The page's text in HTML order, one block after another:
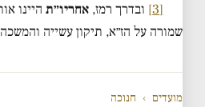
[3]
ובדרך רמז, אחריו״תהיינו
שמורה על הז״א, תיקון עשייה
מועדים › חנוכה